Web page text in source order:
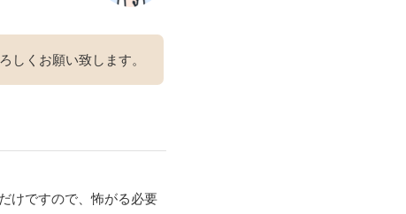
しくお願い致します。
けですので、怖がる必要